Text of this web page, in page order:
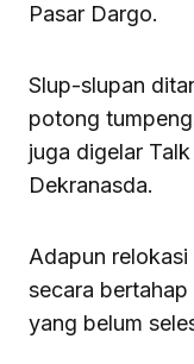
Pasar Dargo.
Slup-slupan
potong
juga digelar
Dekranasda.
Adapun
secara
yang belum